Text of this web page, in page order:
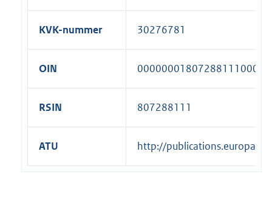
KVK-nummer 30276781
OIN 00000001807288111000
RSIN 807288111
ATU http://